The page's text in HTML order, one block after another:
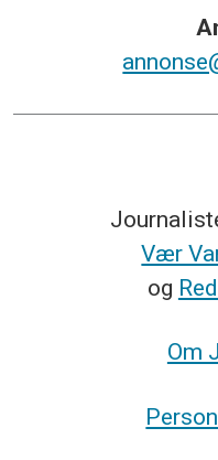
Vær
og
Om